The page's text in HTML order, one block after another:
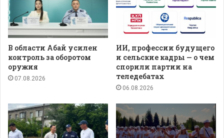
В области Абай усилен
контроль за оборотом
оружия
07.08.2026
ИИ, профессии будущего
и сельские кадры — о чем
спорили партии на
теледебатах
06.08.2026